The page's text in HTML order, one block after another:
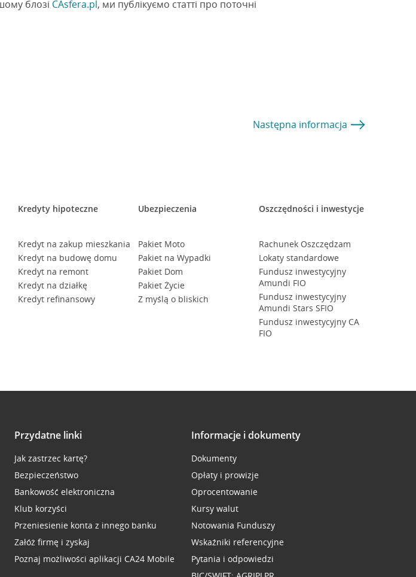
блозі CAsfera.pl, ми публікуємо статті про поточні
Następna informacja
Kredyty hipoteczne
Kredyt na zakup mieszkania
Kredyt na budowę domu
Kredyt na remont
Kredyt na działkę
Kredyt refinansowy
Ubezpieczenia
Pakiet Moto
Pakiet na Wypadki
Pakiet Dom
Pakiet Życie
Z myślą o bliskich
Oszczędności i inwestycje
Rachunek Oszczędzam
Lokaty standardowe
Fundusz inwestycyjny
Amundi FIO
Fundusz inwestycyjny
Amundi Stars SFIO
Fundusz inwestycyjny CA
FIO
Przydatne linki
Jak zastrzec kartę?
Bezpieczeństwo
Bankowość elektroniczna
Klub korzyści
Przeniesienie konta z innego banku
Załóż firmę i zyskaj
Poznaj możliwości aplikacji CA24 Mobile
Informacje i dokumenty
Dokumenty
Opłaty i prowizje
Oprocentowanie
Kursy walut
Notowania Funduszy
Wskaźniki referencyjne
Pytania i odpowiedzi